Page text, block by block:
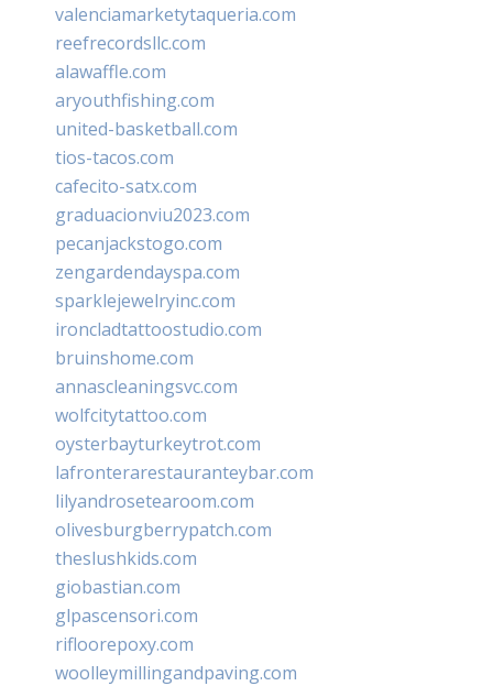
valenciamarketytaqueria.com
reefrecordsllc.com
alawaffle.com
aryouthfishing.com
united-basketball.com
tios-tacos.com
cafecito-satx.com
graduacionviu2023.com
pecanjackstogo.com
zengardendayspa.com
sparklejewelryinc.com
ironcladtattoostudio.com
bruinshome.com
annascleaningsvc.com
wolfcitytattoo.com
oysterbayturkeytrot.com
lafronterarestauranteybar.com
lilyandrosetearoom.com
olivesburgberrypatch.com
theslushkids.com
giobastian.com
glpascensori.com
rifloorepoxy.com
woolleymillingandpaving.com